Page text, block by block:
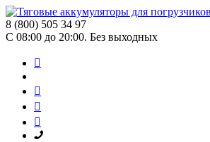
8 (800) 505 34 97
С 08:00 до 20:00. Без выходных